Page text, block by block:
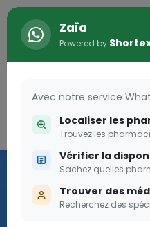
Connexion
Les aides
Dream
Zaïa
Powered by
Avec notre service
Localiser les
Trouvez les
Vérifier la
Sachez quelles
Trouver des
Recherchez des